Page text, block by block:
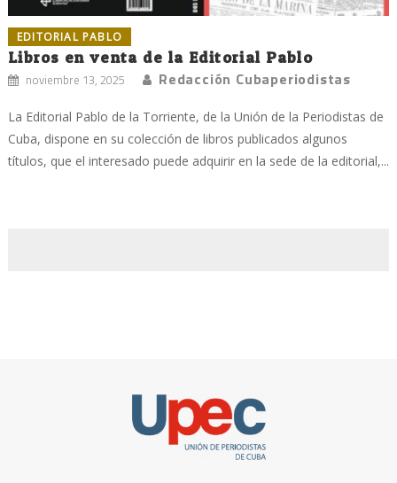
EDITORIAL PABLO
Libros en venta de la Editorial Pablo
noviembre 13, 2025 Redacción Cubaperiodistas
La Editorial Pablo de la Torriente, de la Unión de la Periodistas de
Cuba, dispone en su colección de libros publicados algunos
títulos, que el interesado puede adquirir en la sede de la editorial,...